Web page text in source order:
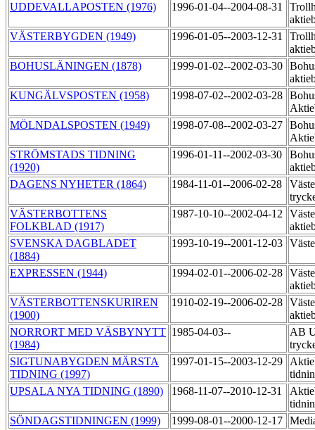
UDDEVALLAPOSTEN (1976)
1996-01-04--2004-08-31
VÄSTERBYGDEN (1949)
1996-01-05--2003-12-31
BOHUSLÄNINGEN (1878)
1999-01-02--2002-03-30
KUNGÄLVSPOSTEN (1958)
1998-07-02--2002-03-28
MÖLNDALSPOSTEN (1949)
1998-07-08--2002-03-27
STRÖMSTADS TIDNING
(1920)
1996-01-11--2002-03-30
DAGENS NYHETER (1864)
1984-11-01--2006-02-28
VÄSTERBOTTENS
FOLKBLAD (1917)
1987-10-10--2002-04-12
SVENSKA DAGBLADET
(1884)
1993-10-19--2001-12-03
EXPRESSEN (1944) 1994-02-01--2006-02-28
VÄSTERBOTTENSKURIREN
(1900)
1910-02-19--2006-02-28
NORRORT MED VÄSBYNYTT
(1984)
1985-04-03--
AB
SIGTUNABYGDEN MÄRSTA
TIDNING (1997)
1997-01-15--2003-12-29
UPSALA NYA TIDNING (1890)
1968-11-07--2010-12-31
SÖNDAGSTIDNINGEN (1999)
1999-08-01--2000-12-17